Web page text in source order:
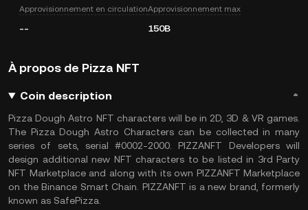
Approvisionnement en circulation
--
Approvisionnement max
150B
À propos de Pizza NFT
Coin description
Pizza Dough Astro NFT characters will be in 2D, 3D & VR games.
The Pizza Dough Astro Characters can be collected in many
series of sets, serial #0002-2000. PIZZANFT Developers will
design additional new NFT characters to be listed in 3rd Party
NFT Marketplace and along with its own PIZZANFT Marketplace
on the Binance Smart Chain. PIZZANFT is a new brand, formerly
known as SafePizza.